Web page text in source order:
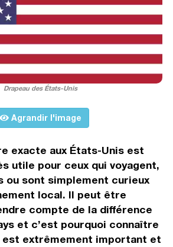
Drapeau des États-Unis
Agrandir l'image
exacte aux États-Unis est
utile pour ceux qui voyagent,
ou sont simplement curieux
local. Il peut être
compte de la différence
et c’est pourquoi connaître
est extrêmement important et